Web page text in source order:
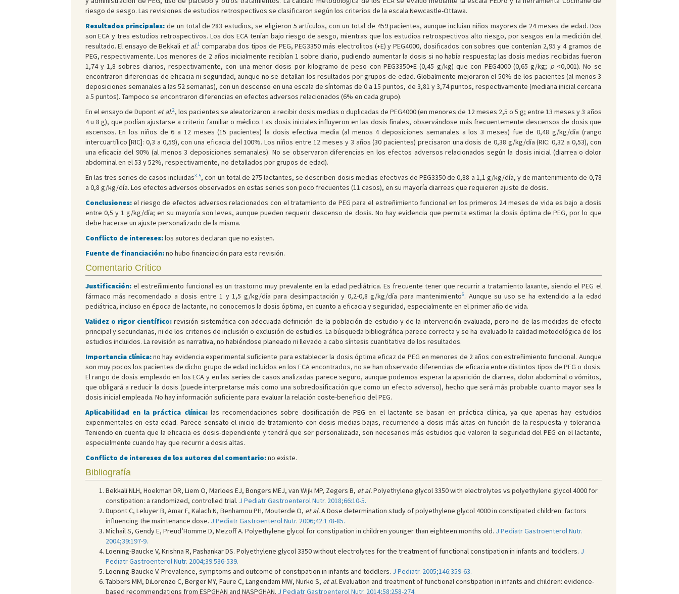
riesgo de sesgo. Las revisiones de estudios retrospectivos se clasificaron según los criterios de la escala Newcastle-Ottawa.
Resultados principales: de un total de 283 estudios, se eligieron 5 artículos, con un total de 459 pacientes, aunque incluían niños mayores de 24 meses de edad. Dos
son ECA y tres estudios retrospectivos. Los dos ECA tenían bajo riesgo de sesgo, mientras que los estudios retrospectivos alto riesgo, por sesgos en la medición del
resultado. El ensayo de Bekkali et al.1 comparaba dos tipos de PEG, PEG3350 más electrolitos (+E) y PEG4000, dosificados con sobres que contenían 2,95 y 4 gramos de
PEG, respectivamente. Los menores de 2 años inicialmente recibían 1 sobre diario, pudiendo aumentar la dosis si no había respuesta; las dosis medias recibidas fueron
1,74 y 1,8 sobres diarios, respectivamente, con una menor dosis por kilogramo de peso con PEG3350+E (0,45 g/kg) que con PEG4000 (0,65 g/kg; p<0,001). No se
encontraron diferencias de eficacia ni seguridad, aunque no se detallan los resultados por grupos de edad. Globalmente mejoraron el 50% de los pacientes (al menos 3
deposiciones semanales a las 52 semanas), con un descenso en una escala de síntomas de 0 a 15 puntos, de 3,81 y 3,74 puntos, respectivamente (mediana inicial cercana
a 5 puntos). Tampoco se encontraron diferencias en efectos adversos relacionados (6% en cada grupo).
En el ensayo de Dupont et al.2, los pacientes se aleatorizaron a recibir dosis medias o duplicadas de PEG4000 (en menores de 12 meses 2,5 o 5 g; entre 13 meses y 3 años
4 u 8 g), que podían ajustarse a criterio familiar o médico. Las dosis iniciales influyeron en las dosis finales, observándose más frecuentemente descensos de dosis que
ascensos. En los niños de 6 a 12 meses (15 pacientes) la dosis efectiva media (al menos 4 deposiciones semanales a los 3 meses) fue de 0,48 g/kg/día (rango
intercuartílico [RIC]: 0,3 a 0,59), con una eficacia del 100%. Los niños entre 12 meses y 3 años (30 pacientes) precisaron una dosis de 0,38 g/kg/día (RIC: 0,32 a 0,53), con
una eficacia del 90% (al menos 3 deposiciones semanales). No se observaron diferencias en los efectos adversos relacionados según la dosis inicial (diarrea o dolor
abdominal en el 53 y 52%, respectivamente, no detallados por grupos de edad).
En las tres series de casos incluidas3-5, con un total de 275 lactantes, se describen dosis medias efectivas de PEG3350 de 0,88 a 1,1 g/kg/día, y de mantenimiento de 0,78
a 0,8 g/kg/día. Los efectos adversos observados en estas series son poco frecuentes (11 casos), en su mayoría diarreas que requieren ajuste de dosis.
Conclusiones:el riesgo de efectos adversos relacionados con el tratamiento de PEG para el estreñimiento funcional en los primeros 24 meses de vida es bajo a dosis
entre 0,5 y 1 g/kg/día; en su mayoría son leves, aunque pueden requerir descenso de dosis. No hay evidencia que permita estimar la dosis óptima de PEG, por lo que
debe hacerse un ajuste personalizado de la misma.
Conflicto de intereses:los autores declaran que no existen.
Fuente de financiación:no hubo financiación para esta revisión.
Comentario Crítico
Justificación:el estreñimiento funcional es un trastorno muy prevalente en la edad pediátrica. Es frecuente tener que recurrir a tratamiento laxante, siendo el PEG el
fármaco más recomendado a dosis entre 1 y 1,5 g/kg/día para desimpactación y 0,2-0,8 g/kg/día para mantenimiento6. Aunque su uso se ha extendido a la edad
pediátrica, incluso en época de lactante, no conocemos la dosis óptima, en cuanto a eficacia y seguridad, especialmente en el primer año de vida.
Validez o rigor científico:revisión sistemática con adecuada definición de la población de estudio y de la intervención evaluada, pero no de las medidas de efecto
principal y secundarias, ni de los criterios de inclusión o exclusión de estudios. La búsqueda bibliográfica parece correcta y se ha evaluado la calidad metodológica de los
estudios incluidos. La revisión es narrativa, no habiéndose planeado ni llevado a cabo síntesis cuantitativa de los resultados.
Importancia clínica:no hay evidencia experimental suficiente para establecer la dosis óptima eficaz de PEG en menores de 2 años con estreñimiento funcional. Aunque
son muy pocos los pacientes de dicho grupo de edad incluidos en los ECA encontrados, no se han observado diferencias de eficacia entre distintos tipos de PEG o dosis.
El rango de dosis empleado en los ECA y en las series de casos analizadas parece seguro, aunque podemos esperar la aparición de diarrea, dolor abdominal o vómitos,
que obligará a reducir la dosis (puede interpretarse más como una sobredosificación que como un efecto adverso), hecho que será más probable cuanto mayor sea la
dosis inicial empleada. No hay información suficiente para evaluar la relación coste-beneficio del PEG.
Aplicabilidad en la práctica clínica:las recomendaciones sobre dosificación de PEG en el lactante se basan en práctica clínica, ya que apenas hay estudios
experimentales en esta edad. Parece sensato el inicio de tratamiento con dosis medias-bajas, recurriendo a dosis más altas en función de la respuesta y tolerancia.
Teniendo en cuenta que la eficacia es dosis-dependiente y tendrá que ser personalizada, son necesarios más estudios que valoren la seguridad del PEG en el lactante,
especialmente cuando hay que recurrir a dosis altas.
Conflicto de intereses de los autores del comentario:no existe.
Bibliografía
Bekkali NLH, Hoekman DR, Liem O, Marloes EJ, Bongers MEJ, van Wijk MP, Zegers B, et al.Polyethylene glycol 3350 with electrolytes vs polyethylene glycol 4000 for
constipation: a randomized, controlled trial. J Pediatr Gastroenterol Nutr. 2018;66:10-5.
Dupont C, Leluyer B, Amar F, Kalach N, Benhamou PH, Mouterde O, et al.A Dose determination study of polyethylene glycol 4000 in constipated children: factors
influencing the maintenance dose. J Pediatr Gastroenterol Nutr. 2006;42:178-85.
Michail S, Gendy E, Preud’Homme D, Mezoff A. Polyethylene glycol for constipation in children younger than eighteen months old. J Pediatr Gastroenterol Nutr.
2004;39:197-9.
Loening-Baucke V, Krishna R, Pashankar DS. Polyethylene glycol 3350 without electrolytes for the treatment of functional constipation in infants and toddlers. J
Pediatr Gastroenterol Nutr. 2004;39:536-539.
Loening-Baucke V. Prevalence, symptoms and outcome of constipation in infants and toddlers. J Pediatr. 2005;146:359-63.
Tabbers MM, DiLorenzo C, Berger MY, Faure C, Langendam MW, Nurko S, et al.Evaluation and treatment of functional constipation in infants and children: evidence-
based recommendations from ESPGHAN and NASPGHAN. J Pediatr Gastroenterol Nutr. 2014;58:258-274.